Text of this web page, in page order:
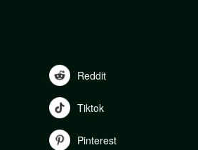
Reddit
Tiktok
Pinterest